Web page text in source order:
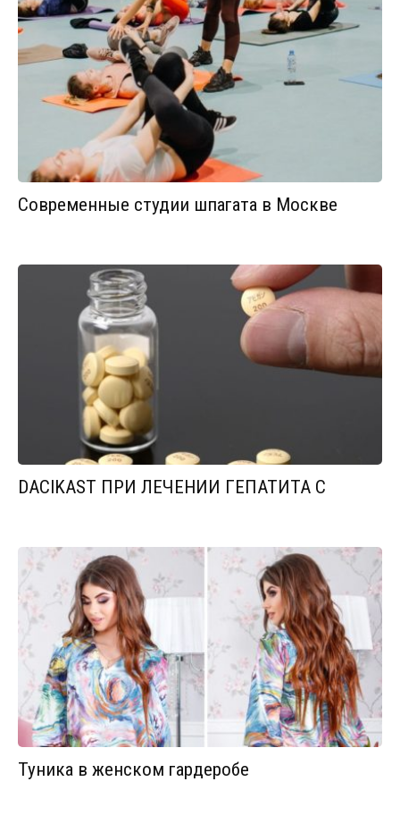
Современные студии шпагата в Москве
DACIKAST ПРИ ЛЕЧЕНИИ ГЕПАТИТА С
Туника в женском гардеробе